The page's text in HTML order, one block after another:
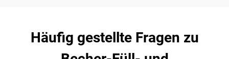
Häufig gestellte Fragen zu